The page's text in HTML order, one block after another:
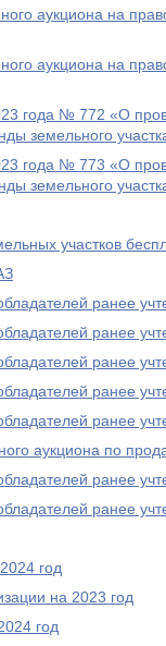
аукциона на
аукциона на
№ 772 «О
земельного
№ 773 «О
земельного
участков
ранее
ранее
ранее
ранее
ранее
аукциона по
ранее
ранее
год
на 2023 год
год